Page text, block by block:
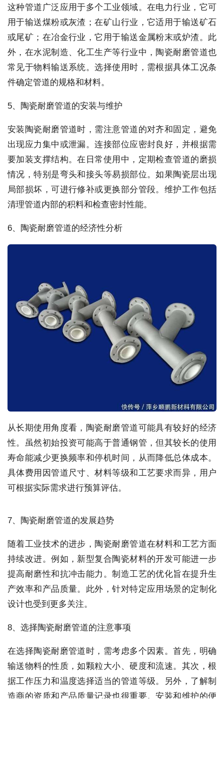
这种管道广泛应用于多个工业领域。在电力行业，它可
用于输送煤粉或灰渣；在矿山行业，它适用于输送矿石
或尾矿；在冶金行业，它用于输送金属粉末或炉渣。此
外，在水泥制造、化工生产等行业中，陶瓷耐磨管道也
常见于物料输送系统。选择使用时，需根据具体工况条
件确定管道的规格和材料。
5、陶瓷耐磨管道的安装与维护
安装陶瓷耐磨管道时，需注意管道的对齐和固定，避免
出现应力集中或泄漏。连接部位应密封良好，并根据需
要加装支撑结构。在日常使用中，定期检查管道的磨损
情况，特别是弯头和接头等易损部位。如果陶瓷层出现
局部损坏，可进行修补或更换部分管段。维护工作包括
清理管道内部的积料和检查密封性能。
6、陶瓷耐磨管道的经济性分析
从长期使用角度看，陶瓷耐磨管道可能具有较好的经济
性。虽然初始投资可能高于普通钢管，但其较长的使用
寿命能减少更换频率和停机时间，从而降低总体成本。
具体费用因管道尺寸、材料等级和工艺要求而异，用户
可根据实际需求进行预算评估。
7、陶瓷耐磨管道的发展趋势
随着工业技术的进步，陶瓷耐磨管道在材料和工艺方面
持续改进。例如，新型复合陶瓷材料的开发可能进一步
提高耐磨性和抗冲击能力。制造工艺的优化旨在提升生
产效率和产品质量。此外，针对特定应用场景的定制化
设计也受到更多关注。
8、选择陶瓷耐磨管道的注意事项
在选择陶瓷耐磨管道时，需考虑多个因素。首先，明确
输送物料的性质，如颗粒大小、硬度和流速。其次，根
据工作压力和温度选择适当的管道等级。另外，了解制
造商的资质和产品质量记录也很重要。安装和维护的便